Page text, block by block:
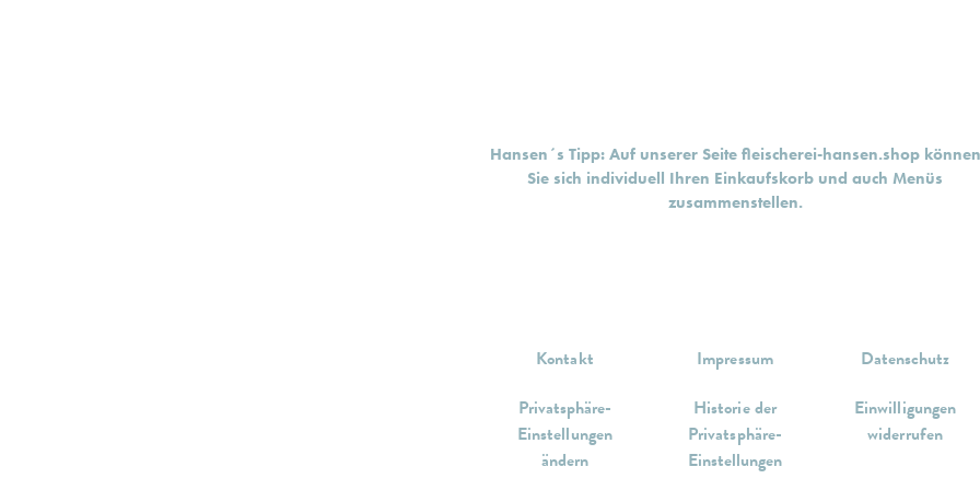
Hansen´s Tipp: Auf unserer Seite fleischerei-hansen.shopkönnen
Sie sich individuell Ihren Einkaufskorb und auch Menüs
zusammenstellen.
Kontakt Impressum
Datenschutz
Privatsphäre-
Einstellungen
ändern
Historie der
Privatsphäre-
Einstellungen
Einwilligungen
widerrufen